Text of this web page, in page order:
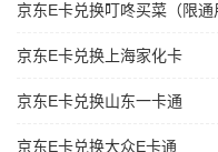
京东E卡兑换叮咚买菜（限通
京东E卡兑换上海家化卡
京东E卡兑换山东一卡通
京东E卡兑换大众E卡通